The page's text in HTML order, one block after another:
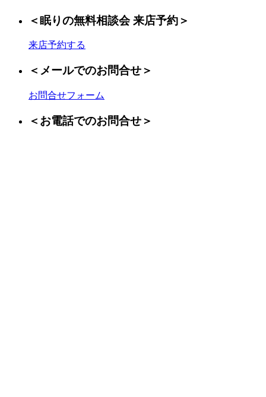
＜眠りの無料相談会 来店予約＞
来店予約する
＜メールでのお問合せ＞
お問合せフォーム
＜お電話でのお問合せ＞